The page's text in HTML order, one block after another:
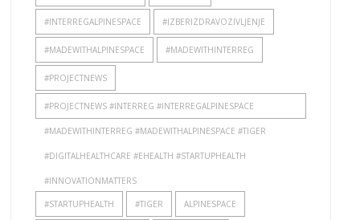
#INTERREGALPINESPACE #IZBERIZDRAVOZIVLJENJE
#MADEWITHALPINESPACE #MADEWITHINTERREG
#PROJECTNEWS
#PROJECTNEWS #INTERREG #INTERREGALPINESPACE
#MADEWITHINTERREG #MADEWITHALPINESPACE #TIGER
#DIGITALHEALTHCARE #EHEALTH #STARTUPHEALTH
#INNOVATIONMATTERS
#STARTUPHEALTH #TIGER ALPINESPACE